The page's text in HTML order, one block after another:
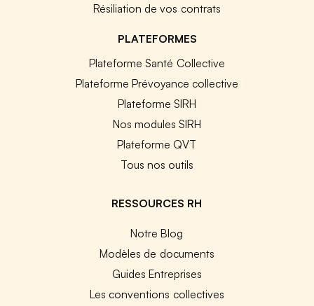
Résiliation de vos contrats
PLATEFORMES
Plateforme Santé Collective
Plateforme Prévoyance collective
Plateforme SIRH
Nos modules SIRH
Plateforme QVT
Tous nos outils
RESSOURCES RH
Notre Blog
Modèles de documents
Guides Entreprises
Les conventions collectives